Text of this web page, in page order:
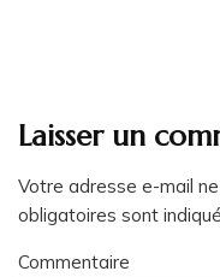
Laisser un
Votre adresse e-mail
obligatoires sont
Commentaire